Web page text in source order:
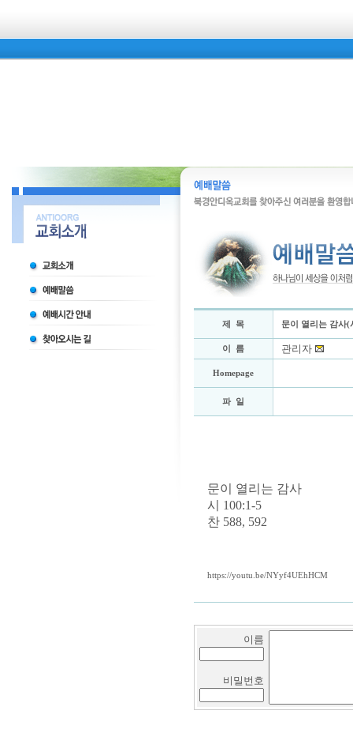
제 목 문이 열리는 감사(
이 름 관리자
Homepage
파 일
문이 열리는 감사
시 100:1-5
찬 588, 592
https://youtu.be/NYyf4UEhHCM
이름
비밀번호